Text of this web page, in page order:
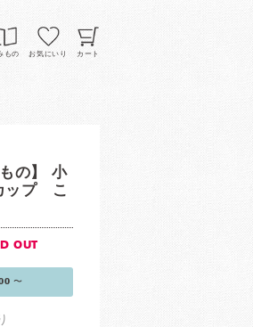
もの お気にいり カート
の】 小
ップ こ
OUT
〜